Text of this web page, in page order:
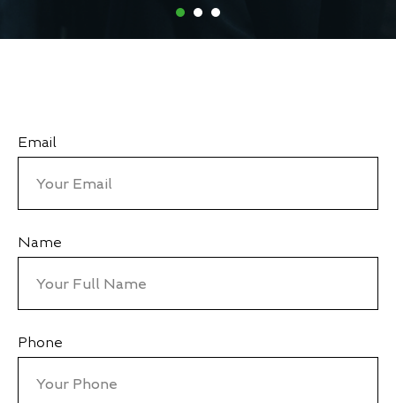
Email
Name
Phone